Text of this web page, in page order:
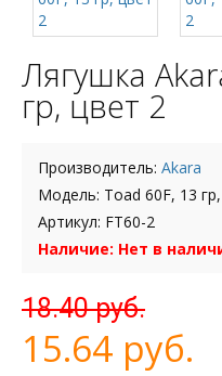
Лягушка
гр, цвет 2
Производитель: Akara
Модель: Toad 60F, 13
Артикул: FT60-2
Наличие: Нет в
18.40 руб.
15.64 руб.